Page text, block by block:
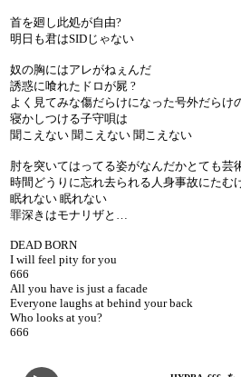
首を廻し此処が自由?
明日も君はSIDじゃない
奴の胸にはアレがねぇんだ
誘惑に喰れたドロが屍 ?
よく見てみな傷だらけになった号外だらけ
寝かしつける子守唄は
聞こえない 聞こえない 聞こえない
肘を突いてはってる姿がなんだかとても芸
時間どうりに忘れ去られる人身事故にたむ
眠れない 眠れない
罪深きはモナリザと…
DEAD BORN
I will feel pity for you
666
All you have is just a facade
Everyone laughs at behind your back
Who looks at you?
666